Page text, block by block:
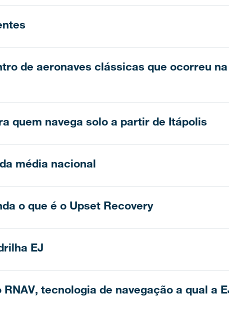
de aeronaves clássicas que ocorreu na
quem navega solo a partir de Itápolis
média nacional
o que é o Upset Recovery
EJ
tecnologia de navegação a qual a